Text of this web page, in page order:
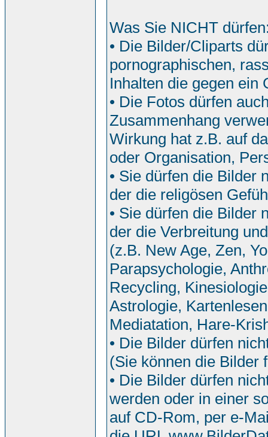
Was Sie NICHT
• Die Bilder/Cliparts
pornographischen,
Inhalten die gegen ein
• Die Fotos dürfen
Zusammenhang
Wirkung hat z.B. auf
oder Organisation,
• Sie dürfen die Bilder
der die religösen
• Sie dürfen die Bilder
der die Verbreitung
(z.B. New Age, Zen,
Parapsychologie,
Recycling,
Astrologie,
Mediatation, Hare-
• Die Bilder dürfen
(Sie können die Bilder
• Die Bilder dürfen
werden oder in einer
auf CD-Rom, per e-